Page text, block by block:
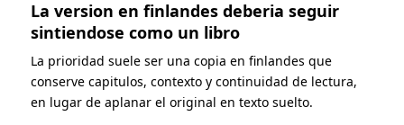
La version en finlandes deberia seguir
sintiendose como un libro
La prioridad suele ser una copia en finlandes que
conserve capitulos, contexto y continuidad de lectura,
en lugar de aplanar el original en texto suelto.